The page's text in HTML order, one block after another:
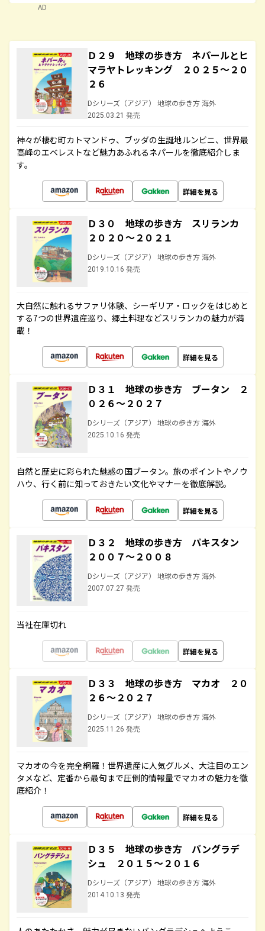
AD
Ｄ２９ 地球の歩き方 ネパールとヒ
マラヤトレッキング ２０２５～２０
２６
Dシリーズ（アジア） 地球の歩き方 海外
2025.03.21 発売
神々が棲む町カトマンドゥ、ブッダの生誕地ルンビニ、世界最
高峰のエベレストなど魅力あふれるネパールを徹底紹介しま
す。
詳細を見る
Ｄ３０ 地球の歩き方 スリランカ
２０２０～２０２１
Dシリーズ（アジア） 地球の歩き方 海外
2019.10.16 発売
大自然に触れるサファリ体験、シーギリア・ロックをはじめと
する7つの世界遺産巡り、郷土料理などスリランカの魅力が満
載！
詳細を見る
Ｄ３１ 地球の歩き方 ブータン ２
０２６～２０２７
Dシリーズ（アジア） 地球の歩き方 海外
2025.10.16 発売
自然と歴史に彩られた魅惑の国ブータン。旅のポイントやノウ
ハウ、行く前に知っておきたい文化やマナーを徹底解説。
詳細を見る
Ｄ３２ 地球の歩き方 パキスタン
２００７～２００８
Dシリーズ（アジア） 地球の歩き方 海外
2007.07.27 発売
当社在庫切れ
詳細を見る
Ｄ３３ 地球の歩き方 マカオ ２０
２６～２０２７
Dシリーズ（アジア） 地球の歩き方 海外
2025.11.26 発売
マカオの今を完全網羅！世界遺産に人気グルメ、大注目のエン
タメなど、定番から最旬まで圧倒的情報量でマカオの魅力を徹
底紹介！
詳細を見る
Ｄ３５ 地球の歩き方 バングラデ
シュ ２０１５～２０１６
Dシリーズ（アジア） 地球の歩き方 海外
2014.10.13 発売